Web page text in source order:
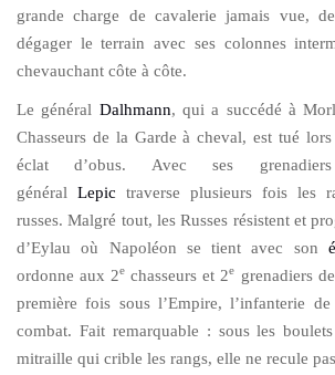
grande charge de cavalerie jamais vue,
dégager le terrain avec ses colonnes
chevauchant côte à côte.
Le général Dalhmann, qui a succédé à
Chasseurs de la Garde à cheval, est tué
éclat d’obus. Avec ses
général Lepic traverse plusieurs fois les
russes. Malgré tout, les Russes résistent et
d’Eylau où Napoléon se tient avec son
ordonne aux 2e chasseurs et 2e grenadiers
première fois sous l’Empire, l’infanterie
combat. Fait remarquable : sous les
mitraille qui crible les rangs, elle ne recule